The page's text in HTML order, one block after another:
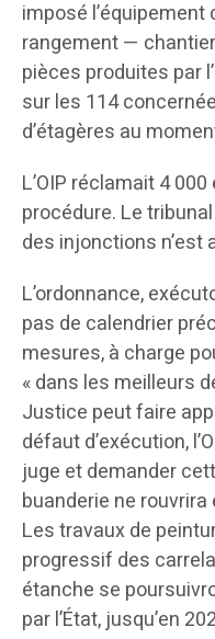
imposé
rangement —
pièces produites par
sur les 114
d’étagères au
L’OIP réclamait 4
procédure. Le
des injonctions n’est
L’ordonnance,
pas de calendrier
mesures, à charge
« dans les meilleurs
Justice peut faire
défaut d’exécution,
juge et demander
buanderie ne rouvrira
Les travaux de
progressif des
étanche se
par l’État, jusqu’en